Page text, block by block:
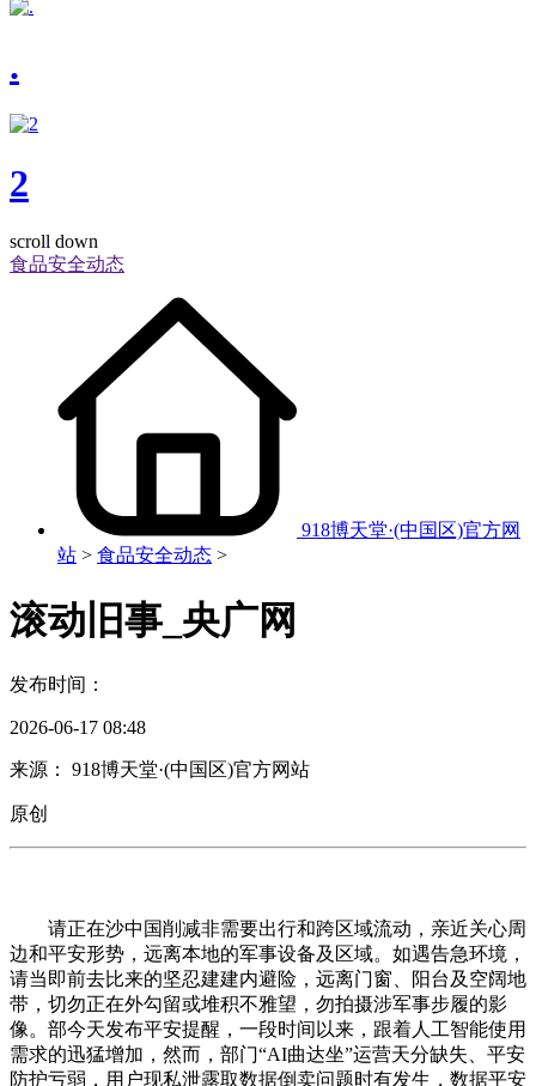
.
2
scroll down
食品安全动态
918博天堂·(中国区)官方网
站 > 食品安全动态 >
滚动旧事_央广网
发布时间：
2026-06-17 08:48
来源： 918博天堂·(中国区)官方网站
原创
请正在沙中国削减非需要出行和跨区域流动，亲近关心周
边和平安形势，远离本地的军事设备及区域。如遇告急环境，
请当即前去比来的坚忍建建内避险，远离门窗、阳台及空阔地
带，切勿正在外勾留或堆积不雅望，勿拍摄涉军事步履的影
像。部今天发布平安提醒，一段时间以来，跟着人工智能使用
需求的迅猛增加，然而，部门“AI曲达坐”运营天分缺失、平安
防护亏弱，用户现私泄露取数据倒卖问题时有发生，数据平安